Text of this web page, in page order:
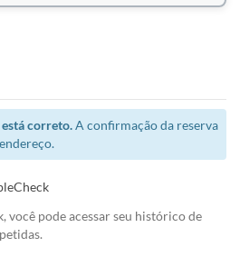
correto.A confirmação da reserva
você pode acessar seu histórico de